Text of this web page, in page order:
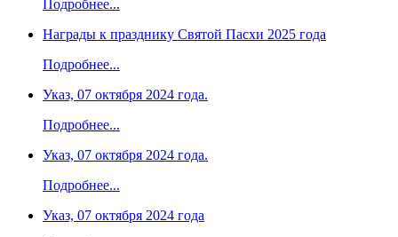
Подробнее...
Награды к празднику Святой Пасхи 2025 года
Подробнее...
Указ, 07 октября 2024 года.
Подробнее...
Указ, 07 октября 2024 года.
Подробнее...
Указ, 07 октября 2024 года